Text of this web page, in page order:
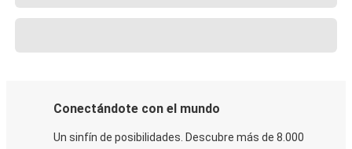
Conectándote con el mundo
Un sinfín de posibilidades. Descubre más de 8.000